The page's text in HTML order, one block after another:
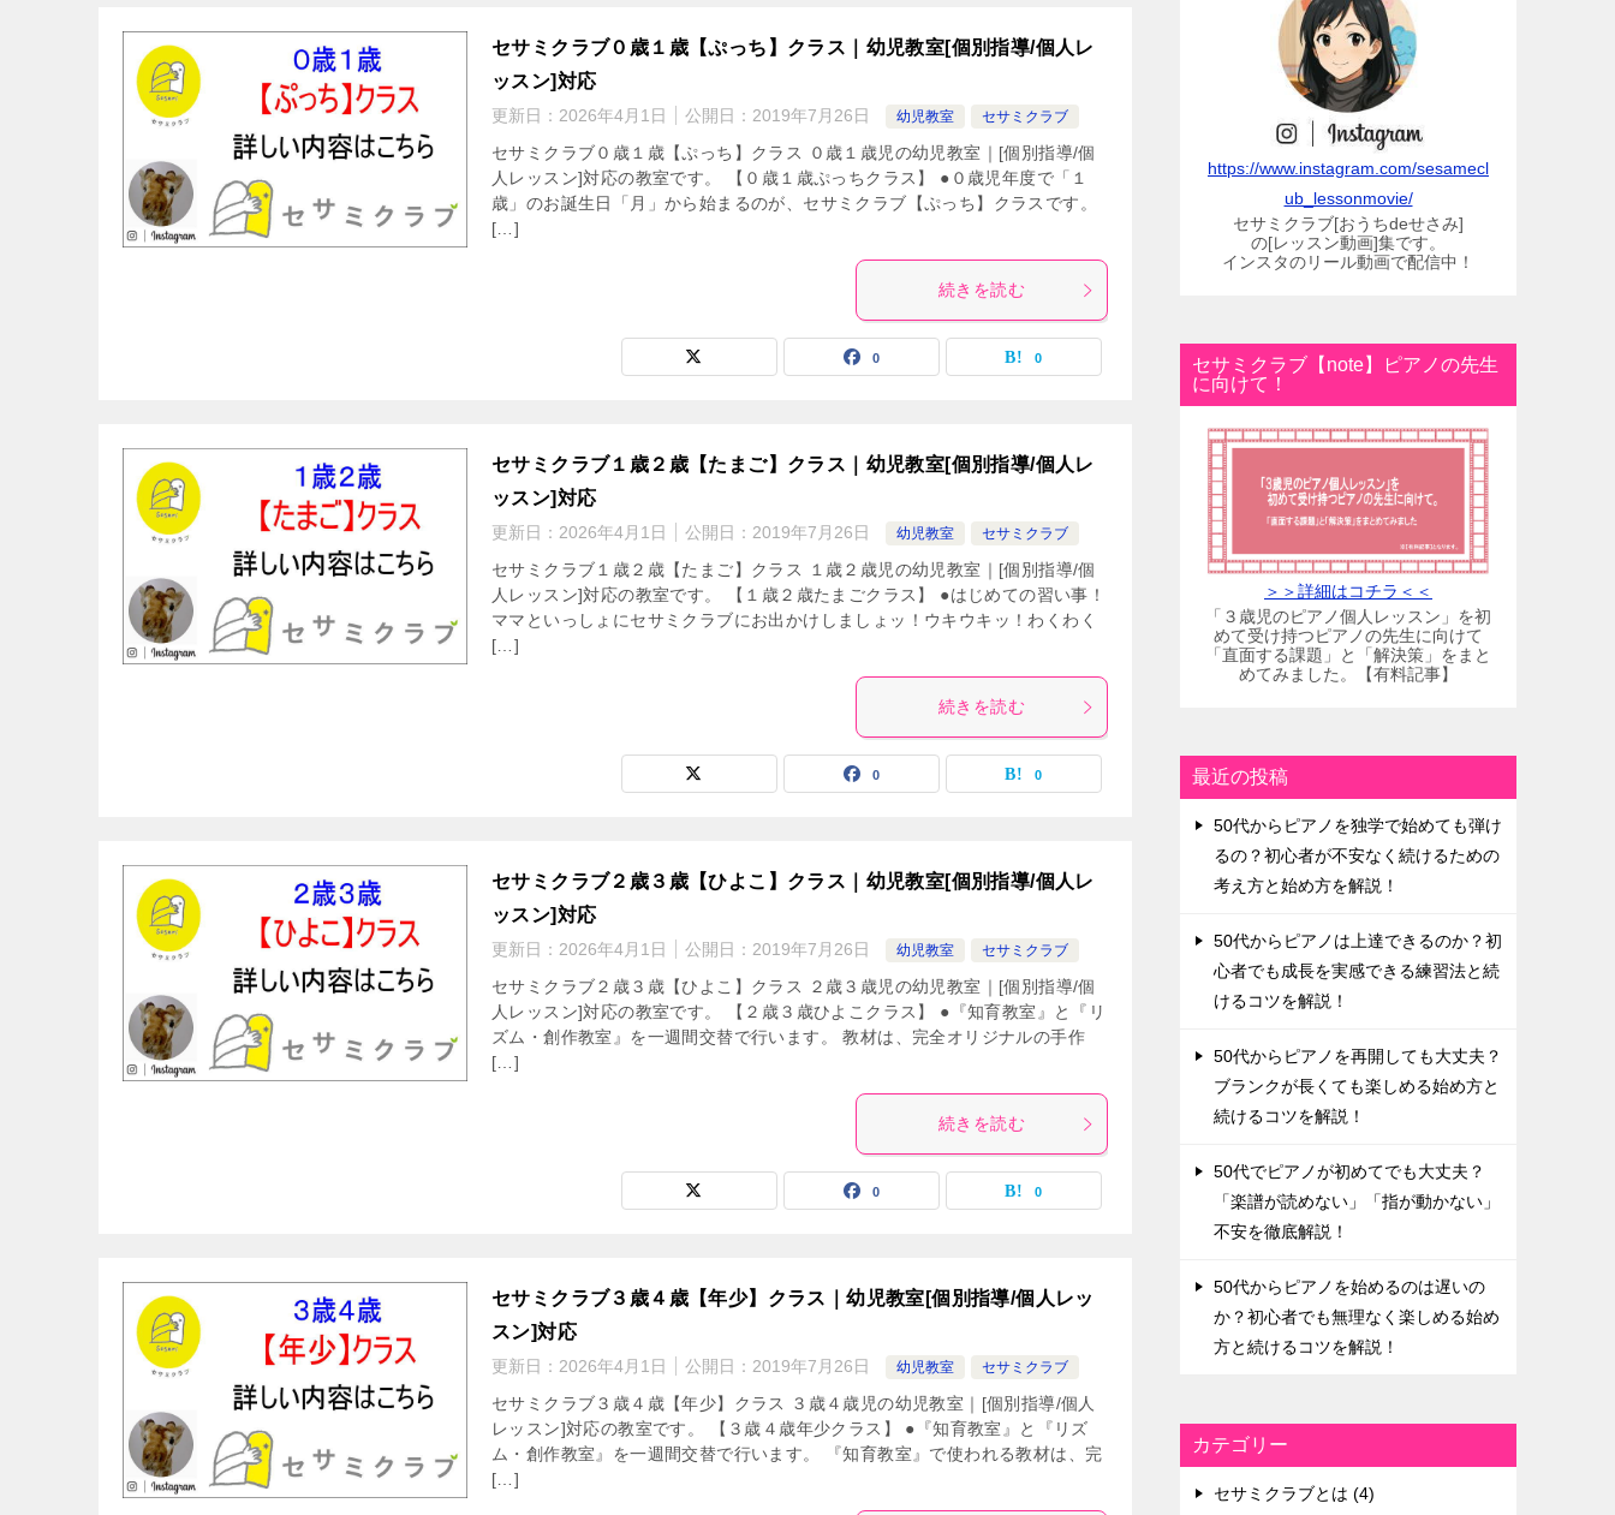
セサミクラブ０歳１歳【ぷっち】クラス｜幼児教室[個別指導/個人レ
ッスン]対応
更新日： 2026年4月1日 公開日： 2019年7月26日 幼児教室 セサミクラブ
セサミクラブ０歳１歳【ぷっち】クラス ０歳１歳児の幼児教室｜[個別指導/個
人レッスン]対応の教室です。 【０歳１歳ぷっちクラス】 ●０歳児年度で「１
歳」のお誕生日「月」から始まるのが、セサミクラブ【ぷっち】クラスです。
[…]
続きを読む
0 0
セサミクラブ１歳２歳【たまご】クラス｜幼児教室[個別指導/個人レ
ッスン]対応
更新日： 2026年4月1日 公開日： 2019年7月26日 幼児教室 セサミクラブ
セサミクラブ１歳２歳【たまご】クラス １歳２歳児の幼児教室｜[個別指導/個
人レッスン]対応の教室です。 【１歳２歳たまごクラス】 ●はじめての習い事！
ママといっしょにセサミクラブにお出かけしましょッ！ウキウキッ！わくわく
[…]
続きを読む
0 0
セサミクラブ２歳３歳【ひよこ】クラス｜幼児教室[個別指導/個人レ
ッスン]対応
更新日： 2026年4月1日 公開日： 2019年7月26日 幼児教室 セサミクラブ
セサミクラブ２歳３歳【ひよこ】クラス ２歳３歳児の幼児教室｜[個別指導/個
人レッスン]対応の教室です。 【２歳３歳ひよこクラス】 ●『知育教室』と『リ
ズム・創作教室』を一週間交替で行います。 教材は、完全オリジナルの手作
[…]
続きを読む
0 0
セサミクラブ３歳４歳【年少】クラス｜幼児教室[個別指導/個人レッ
スン]対応
更新日： 2026年4月1日 公開日： 2019年7月26日 幼児教室 セサミクラブ
セサミクラブ３歳４歳【年少】クラス ３歳４歳児の幼児教室｜[個別指導/個人
レッスン]対応の教室です。 【３歳４歳年少クラス】 ●『知育教室』と『リズ
ム・創作教室』を一週間交替で行います。 『知育教室』で使われる教材は、完
[…]
https://www.instagram.com/sesamecl
ub_lessonmovie/
セサミクラブ[おうちdeせさみ]
の[レッスン動画]集です。
インスタのリール動画で配信中！
セサミクラブ【note】ピアノの先生
に向けて！
＞＞詳細はコチラ＜＜
「３歳児のピアノ個人レッスン」を初
めて受け持つピアノの先生に向けて
「直面する課題」と「解決策」をまと
めてみました。【有料記事】
最近の投稿
50代からピアノを独学で始めても弾け
るの？初心者が不安なく続けるための
考え方と始め方を解説！
50代からピアノは上達できるのか？初
心者でも成長を実感できる練習法と続
けるコツを解説！
50代からピアノを再開しても大丈夫？
ブランクが長くても楽しめる始め方と
続けるコツを解説！
50代でピアノが初めてでも大丈夫？
「楽譜が読めない」「指が動かない」
不安を徹底解説！
50代からピアノを始めるのは遅いの
か？初心者でも無理なく楽しめる始め
方と続けるコツを解説！
カテゴリー
セサミクラブとは (4)